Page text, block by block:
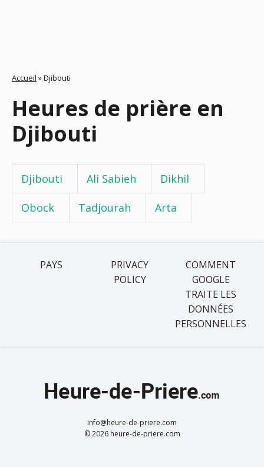
Accueil »Djibouti
Heures de prière en
Djibouti
Djibouti Ali Sabieh Dikhil
Obock Tadjourah Arta
PAYS
PRIVACY
POLICY
COMMENT
GOOGLE
TRAITE LES
DONNÉES
PERSONNELLES
info@heure-de-priere.com
© 2026 heure-de-priere.com